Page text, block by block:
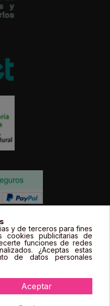
en Euros e
logotipos y fotos de
de sus propietarios y
informativo.
y de terceros para fines
cookies publicitarias de
funciones de redes
¿Aceptas estas
de datos personales
Aceptar